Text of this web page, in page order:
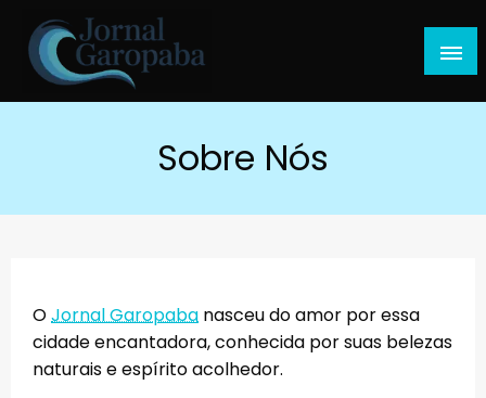
content
Jornal Garopaba
Sobre Nós
OJornal Garopaba nasceu do amor por essa
cidade encantadora, conhecida por suas belezas
naturais e espírito acolhedor.